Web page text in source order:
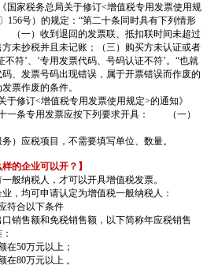
国家税务总局关于修订<增值税专用发票使用规
156号）的规定：“第二十条同时具有下列情形
（一）收到退回的发票联、抵扣联时间未超过
未抄税并且未记账；（三）购买方未认证或者
符’、‘专用发票代码、号码认证不符’。“也就
、发票号码出现错误，属于开票错误而作废的
票作废的条件。
修订<增值税专用发票使用规定>的通知》
十一条专用发票应按下列要求开具： （一）
应税项目，不需要填写单位、数量。
的企业可以开？】
纳税人，才可以开具增值税发票。
均可申请认定为增值税一般纳税人：
合以下条件
售额和免税销售额，以下简称年应税销售
50万元以上；
80万元以上 。